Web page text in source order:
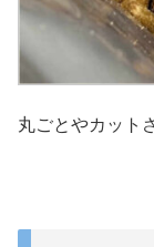
丸ごとやカット